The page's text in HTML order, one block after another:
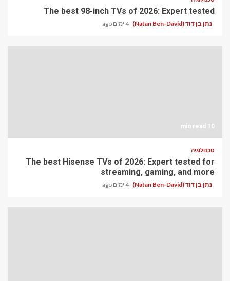
The best 98-inch TVs of 2026: Expert tested
נתן בן דוד (Natan Ben-David) 4 ימים ago
10 min read
טכנולוגיה
The best Hisense TVs of 2026: Expert tested for
streaming, gaming, and more
נתן בן דוד (Natan Ben-David) 4 ימים ago